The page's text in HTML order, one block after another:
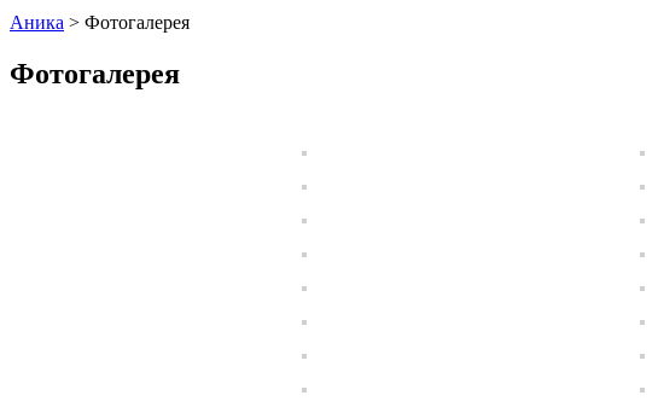
Аника > Фотогалерея
Фотогалерея